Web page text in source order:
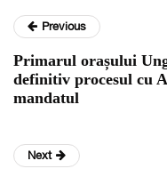
Previous
Primarul orașului
definitiv procesul cu
mandatul
Next